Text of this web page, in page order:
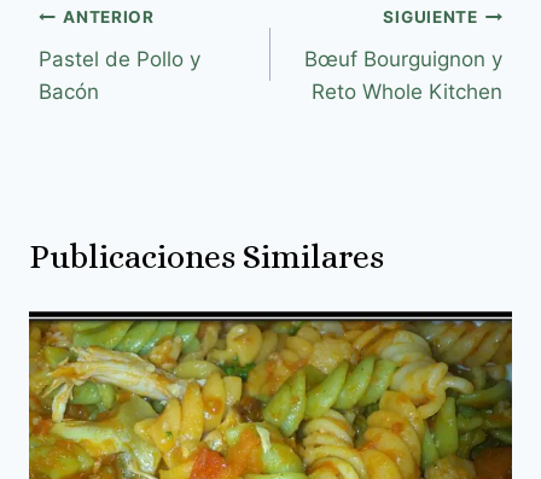
ANTERIOR
Pastel de Pollo y
Bacón
SIGUIENTE
Bœuf Bourguignon y
Reto Whole Kitchen
Publicaciones Similares